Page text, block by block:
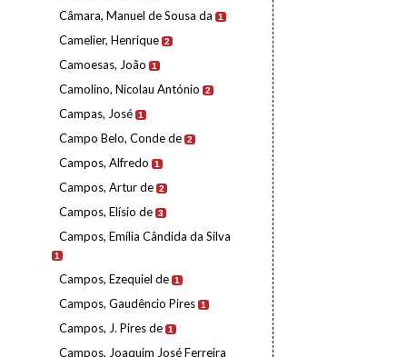
Câmara, Manuel de Sousa da 1
Camelier, Henrique 2
Camoesas, João 1
Camolino, Nicolau António 2
Campas, José 1
Campo Belo, Conde de 2
Campos, Alfredo 1
Campos, Artur de 2
Campos, Elísio de 3
Campos, Emília Cândida da Silva
1
Campos, Ezequiel de 1
Campos, Gaudêncio Pires 1
Campos, J. Pires de 1
Campos, Joaquim José Ferreira